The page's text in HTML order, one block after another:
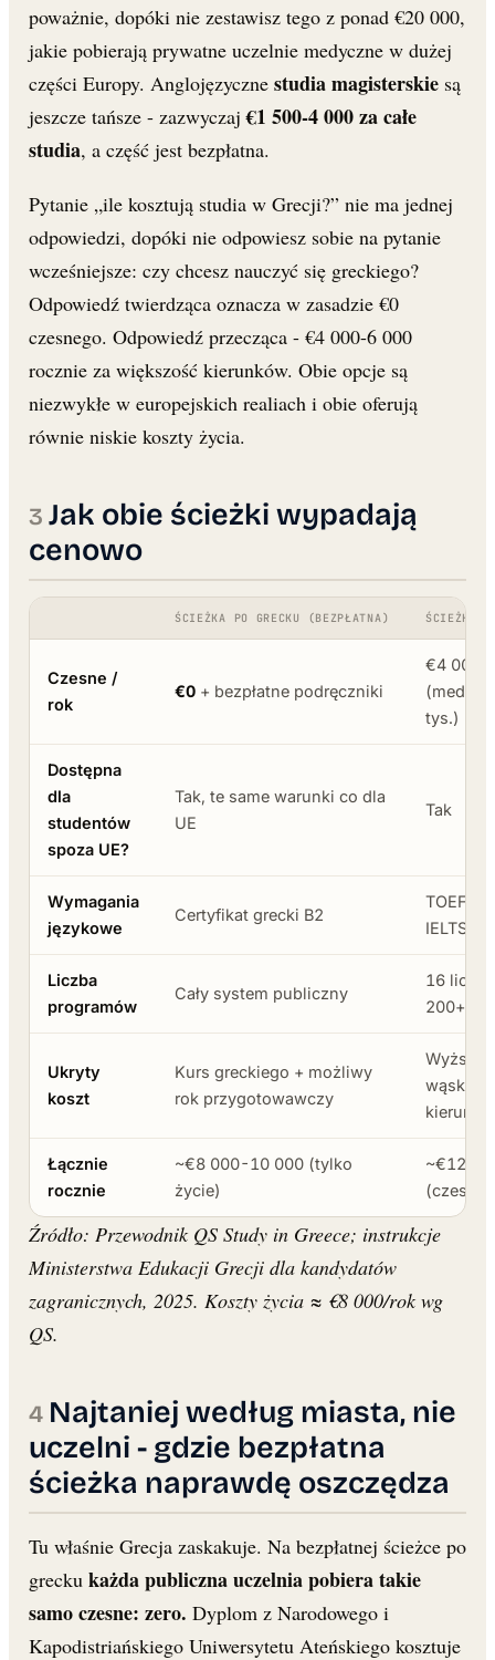
poważnie, dopóki nie zestawisz tego z ponad €20 000,
jakie pobierają prywatne uczelnie medyczne w dużej
części Europy. Anglojęzyczne studia magisterskie są
jeszcze tańsze - zazwyczaj€1 500-4 000 za całe
studia, a część jest bezpłatna.
Pytanie „ile kosztują studia w Grecji?” nie ma jednej
odpowiedzi, dopóki nie odpowiesz sobie na pytanie
wcześniejsze: czy chcesz nauczyć się greckiego?
Odpowiedź twierdząca oznacza w zasadzie €0
czesnego. Odpowiedź przecząca - €4 000-6 000
rocznie za większość kierunków. Obie opcje są
niezwykłe w europejskich realiach i obie oferują
równie niskie koszty życia.
Jak obie ścieżki wypadają
cenowo
ŚCIEŻKA PO GRECKU (BEZPŁATNA) ŚCIEŻKA
Czesne /
rok
€0 + bezpłatne podręczniki
€4 000-
tys.)
Dostępna
dla
studentów
spoza UE?
Tak, te same warunki co dla
UE
Tak
Wymagania
językowe
Certyfikat grecki B2
TOEFL
IELTS
Liczba
programów
Cały system publiczny
16
200+
Ukryty
koszt
Kurs greckiego + możliwy
rok przygotowawczy
Wyższe
wąski
Łącznie
rocznie
~€8 000-10 000 (tylko
życie)
~€12
(czesne
Źródło: Przewodnik QS Study in Greece; instrukcje
Ministerstwa Edukacji Grecji dla kandydatów
zagranicznych, 2025. Koszty życia ≈ €8 000/rok wg
QS.
Najtaniej według miasta, nie
uczelni - gdzie bezpłatna
ścieżka naprawdę oszczędza
Tu właśnie Grecja zaskakuje. Na bezpłatnej ścieżce po
grecku każda publiczna uczelnia pobiera takie
samo czesne: zero. Dyplom z Narodowego i
Kapodistriańskiego Uniwersytetu Ateńskiego kosztuje